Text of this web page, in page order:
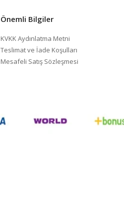
Önemli Bilgiler
KVKK Aydınlatma Metni
Teslimat ve İade Koşulları
Mesafeli Satış Sözleşmesi